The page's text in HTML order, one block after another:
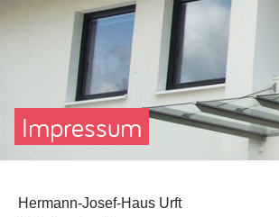
Impressum
Hermann-Josef-Haus Urft